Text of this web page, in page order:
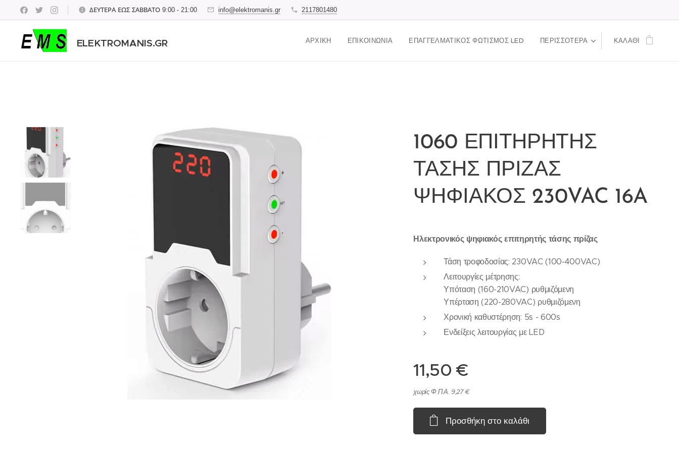
ΔΕΥΤΕΡΑ ΕΩΣ ΣΑΒΒΑΤΟ 9:00 - 21:00 info@elektromanis.gr 2117801480
ELEKTROMANIS.GR ΑΡΧΙΚΉ ΕΠΙΚΟΙΝΩΝΊΑ ΕΠΑΓΓΕΛΜΑΤΙΚΟΣ ΦΩΤΙΣΜΟΣ LED ΠΕΡΙΣΣΌΤΕΡΑ ΚΑΛΆΘΙ
1060 ΕΠΙΤΗΡΗΤΗΣ
ΤΑΣΗΣ ΠΡΙΖΑΣ
ΨΗΦΙΑΚΟΣ 230VAC 16A
Ηλεκτρονικός ψηφιακός επιτηρητής τάσης πρίζας
Τάση τροφοδοσίας: 230VAC (100-400VAC)
Λειτουργίες μέτρησης:
Υπόταση (160-210VAC) ρυθμιζόμενη
Υπέρταση (220-280VAC) ρυθμιζόμενη
Χρονική καθυστέρηση: 5s - 600s
Ενδείξεις λειτουργίας με LED
11,50 €
χωρίς Φ.Π.Α. 9,27 €
Προσθήκη στο καλάθι